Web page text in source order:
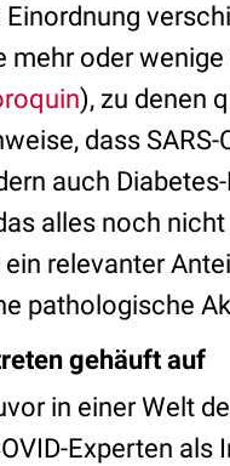
mehr oder
), zu denen
dass
auch
alles noch
relevanter
pathologische
gehäuft auf
in einer Welt
Experten